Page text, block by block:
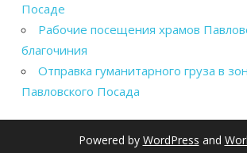
Посаде
Рабочие посещения храмов
благочиния
Отправка гуманитарного груза в
Павловского Посада
Powered by WordPress and